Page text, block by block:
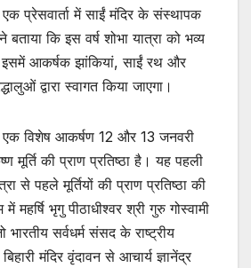
प्रेसवार्ता में साईं मंदिर के संस्थापक
ने बताया कि इस वर्ष शोभा यात्रा को भव्य
इसमें आकर्षक झांकियां, साईं रथ और
द्वारा स्वागत किया जाएगा।
एक विशेष आकर्षण 12 और 13 जनवरी
मूर्ति की प्राण प्रतिष्ठा है। यह पहली
से पहले मूर्तियों की प्राण प्रतिष्ठा की
महर्षि भृगु पीठाधीश्वर श्री गुरु गोस्वामी
सर्वधर्म संसद के राष्ट्रीय
मंदिर वृंदावन से आचार्य ज्ञानेंद्र